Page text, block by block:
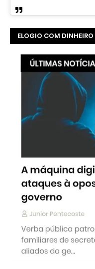
ELOGIO COM DINHEIRO